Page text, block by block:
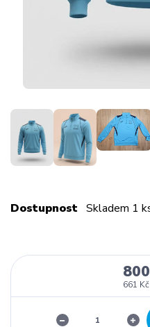
Dostupnost Skladem 1
661 Kč